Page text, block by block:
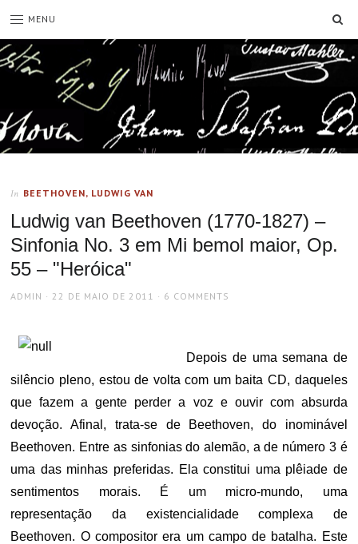
MENU
In BEETHOVEN, LUDWIG VAN
Ludwig van Beethoven (1770-1827) –
Sinfonia No. 3 em Mi bemol maior, Op.
55 – "Heróica"
AUTHOR
ADMIN
POSTED
22 DE MAIO DE 2011 6 COMMENTS
Depois de uma semana de
silêncio pleno, estou de volta com um baita CD, daqueles
que fazem a gente perder a voz e ouvir com absurda
devoção. Afinal, trata-se de Beethoven, do inominável
Beethoven. Entre as sinfonias do alemão, a de número 3 é
uma das minhas preferidas. Ela constitui uma plêiade de
sentimentos morais. É um micro-mundo, uma
representação da existencialidade complexa de
Beethoven. O compositor era um campo de batalha. Este